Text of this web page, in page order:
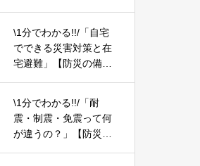
\1分でわかる!!/「自宅
でできる災害対策と在
宅避難」【防災の備え
\1分でわかる!!/「耐
震・制震・免震って何
が違うの？」【防災の